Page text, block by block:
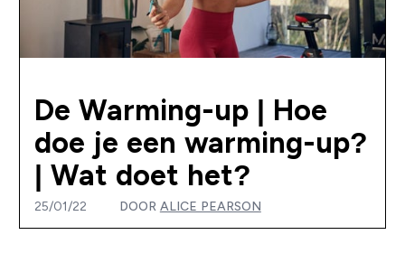
De Warming-up | Hoe
doe je een warming-up?
| Wat doet het?
25/01/22 DOOR ALICE PEARSON